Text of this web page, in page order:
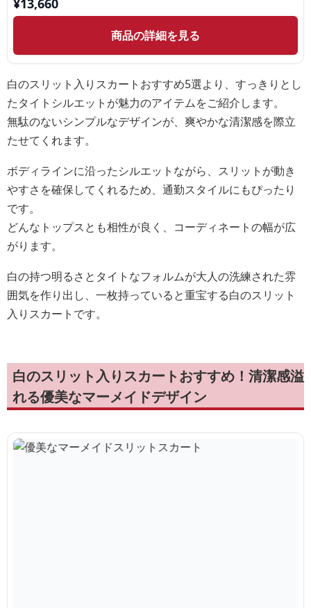
¥13,660
商品の詳細を見る
白のスリット入りスカートおすすめ5選より、すっきりとし
たタイトシルエットが魅力のアイテムをご紹介します。
無駄のないシンプルなデザインが、爽やかな清潔感を際立
たせてくれます。
ボディラインに沿ったシルエットながら、スリットが動き
やすさを確保してくれるため、通勤スタイルにもぴったり
です。
どんなトップスとも相性が良く、コーディネートの幅が広
がります。
白の持つ明るさとタイトなフォルムが大人の洗練された雰
囲気を作り出し、一枚持っていると重宝する白のスリット
入りスカートです。
白のスリット入りスカートおすすめ！清潔感溢
れる優美なマーメイドデザイン